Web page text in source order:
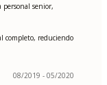
personal senior,
completo, reduciendo
08/2019 - 05/2020